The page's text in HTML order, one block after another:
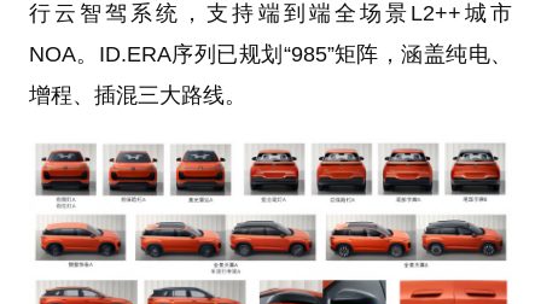
行云智驾系统，支持端到端全场景L2++城市
NOA。ID.ERA序列已规划“985”矩阵，涵盖纯电、
增程、插混三大路线。